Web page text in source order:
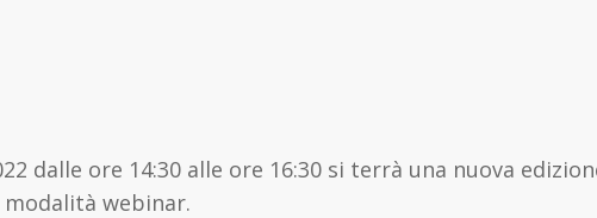
dalle ore 14:30 alle ore 16:30 si terrà una nuova
webinar.